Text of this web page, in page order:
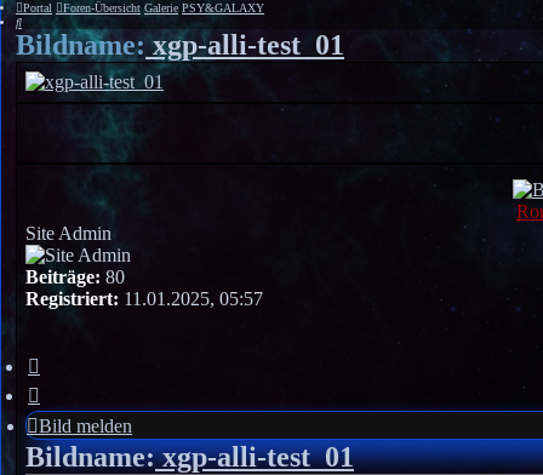
Portal Foren-Übersicht Galerie PSY&GALAXY
Suche
Bildname:xgp-alli-test_01
Site Admin
Beiträge: 80
Registriert: 11.01.2025, 05:57
Bild melden
Bildname:xgp-alli-test_01